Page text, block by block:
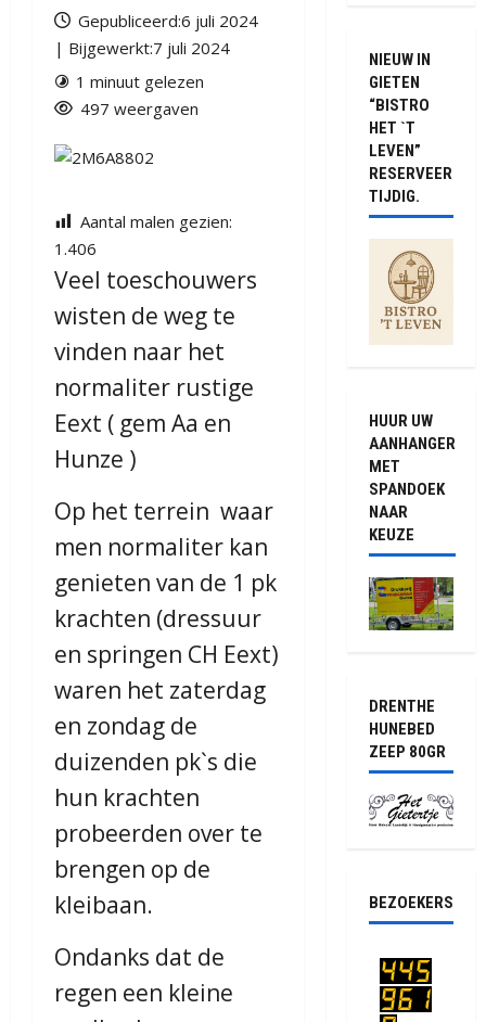
Gepubliceerd:6 juli 2024
| Bijgewerkt:7 juli 2024
1 minuut gelezen
497 weergaven
Aantal malen gezien:
1.406
Veel toeschouwers
wisten de weg te
vinden naar het
normaliter rustige
Eext ( gem Aa en
Hunze )
Op het terrein waar
men normaliter kan
genieten van de 1 pk
krachten (dressuur
en springen CH Eext)
waren het zaterdag
en zondag de
duizenden pk`s die
hun krachten
probeerden over te
brengen op de
kleibaan.
Ondanks dat de
regen een kleine
NIEUW IN
GIETEN
“BISTRO
HET `T
LEVEN”
RESERVEER
TIJDIG.
HUUR UW
AANHANGER
MET
SPANDOEK
NAAR
KEUZE
DRENTHE
HUNEBED
ZEEP 80GR
BEZOEKERS